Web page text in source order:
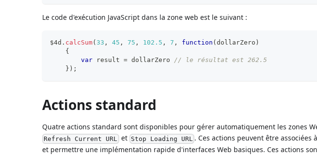
Le code d'exécution JavaScript dans la zone web est le suivant :
$4d . calcSum( 33 , 45 , 75 , 102.5 , 7 , function (dollarZero )
{
var result = dollarZero
// le résultat est 262.5
} ) ;
Actions standard
Quatre actions standard sont disponibles pour gérer automatiquement les zones
Refresh Current URL et Stop Loading URL . Ces actions peuvent être
et permettre une implémentation rapide d'interfaces Web basiques. Ces actions